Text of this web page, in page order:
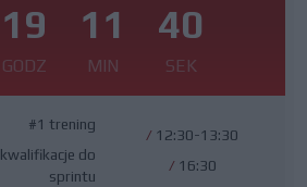
19
GODZ
11
MIN
40
SEK
#1 trening
kwalifikacje do
sprintu
/ 12:30-13:30
/ 16:30